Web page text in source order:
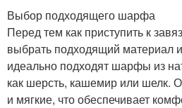
Выбор подходящего шарфа
Перед тем как приступить к
выбрать подходящий материал
идеально подходят шарфы из
как шерсть, кашемир или шелк.
и мягкие, что обеспечивает